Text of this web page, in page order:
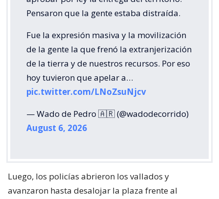
Pensaron que la gente estaba distraída.
Fue la expresión masiva y la movilización
de la gente la que frenó la extranjerización
de la tierra y de nuestros recursos. Por eso
hoy tuvieron que apelar a…
pic.twitter.com/LNoZsuNjcv
— Wado de Pedro 🇦🇷 (@wadodecorrido)
August 6, 2026
Luego, los policías abrieron los vallados y
avanzaron hasta desalojar la plaza frente al